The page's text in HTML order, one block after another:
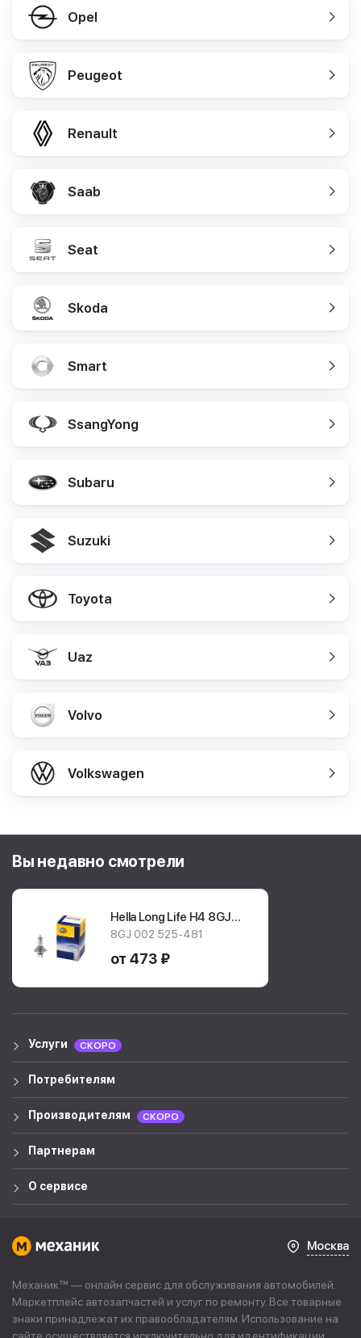
Opel
Peugeot
Renault
Saab
Seat
Skoda
Smart
SsangYong
Subaru
Suzuki
Toyota
Uaz
Volvo
Volkswagen
Вы недавно смотрели
Hella Long Life H4 8GJ
002 525-481
8GJ 002 525-481
от 473 ₽
Услуги СКОРО
Потребителям
Производителям СКОРО
Партнерам
О сервисе
Москва
Механик™ — онлайн сервис для обслуживания автомобилей.
Маркетплейс автозапчастей и услуг по ремонту. Все товарные
знаки принадлежат их правообладателям. Использование на